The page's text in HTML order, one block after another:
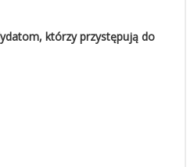
którzy przystępują do